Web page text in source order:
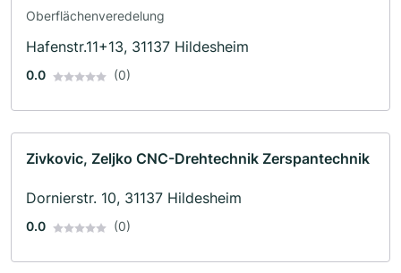
Oberflächenveredelung
Hafenstr.11+13, 31137 Hildesheim
0.0 (0)
Zivkovic, Zeljko CNC-Drehtechnik Zerspantechnik
Dornierstr. 10, 31137 Hildesheim
0.0 (0)